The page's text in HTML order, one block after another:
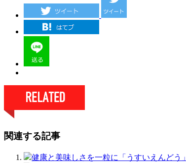
関連する記事
健康と美味しさを一粒に「うすいえんどう」